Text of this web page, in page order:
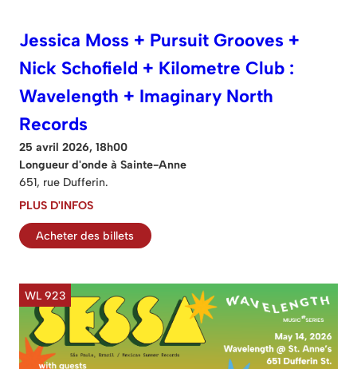
Jessica Moss + Pursuit Grooves +
Nick Schofield + Kilometre Club :
Wavelength + Imaginary North
Records
25 avril 2026, 18h00
Longueur d'onde à Sainte-Anne
651, rue Dufferin.
PLUS D'INFOS
Acheter des billets
WL 923